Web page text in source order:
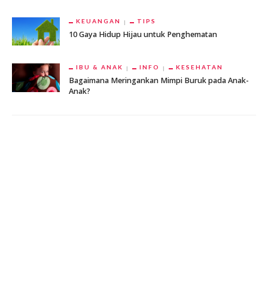
KEUANGAN TIPS
10 Gaya Hidup Hijau untuk Penghematan
IBU & ANAK INFO KESEHATAN
Bagaimana Meringankan Mimpi Buruk pada Anak-
Anak?